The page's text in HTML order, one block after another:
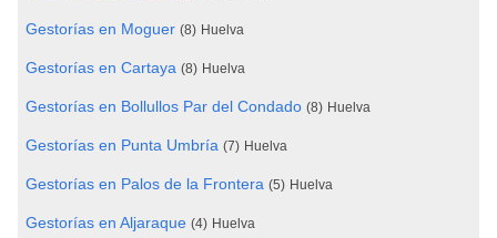
Gestorías en Moguer (8) Huelva
Gestorías en Cartaya (8) Huelva
Gestorías en Bollullos Par del Condado (8) Huelva
Gestorías en Punta Umbría (7) Huelva
Gestorías en Palos de la Frontera (5) Huelva
Gestorías en Aljaraque (4) Huelva